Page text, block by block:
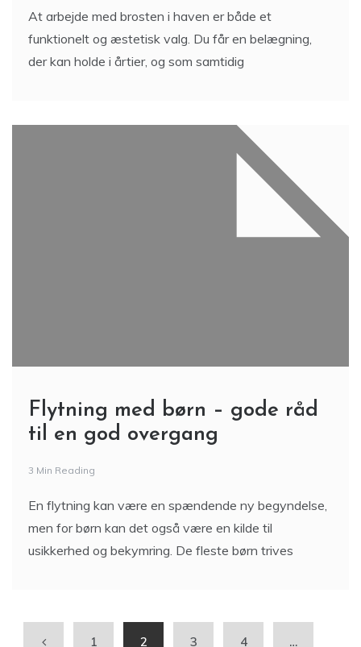
At arbejde med brosten i haven er både et
funktionelt og æstetisk valg. Du får en belægning,
der kan holde i årtier, og som samtidig
Flytning med børn – gode råd
til en god overgang
3 Min Reading
En flytning kan være en spændende ny begyndelse,
men for børn kan det også være en kilde til
usikkerhed og bekymring. De fleste børn trives
1 2 3 4 …